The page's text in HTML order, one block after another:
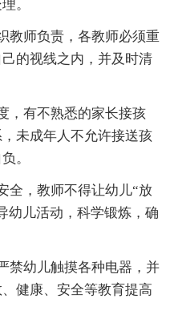
。
教师负责，各教师必须重
的视线之内，并及时清
，有不熟悉的家长接孩
未成年人不允许接送孩
。
全，教师不得让幼儿“放
幼儿活动，科学锻炼，确
禁幼儿触摸各种电器，并
健康、安全等教育提高